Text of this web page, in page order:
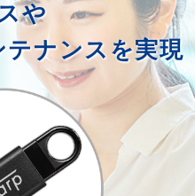
や
テナンスを実現